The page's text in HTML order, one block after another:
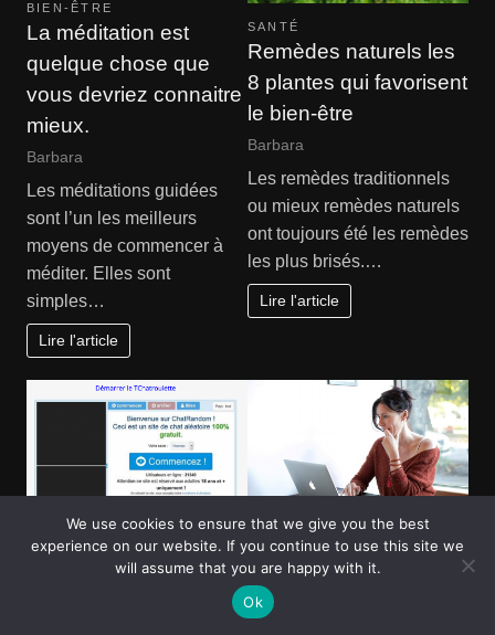
BIEN-ÊTRE
La méditation est
quelque chose que
vous devriez connaitre
mieux.
Barbara
Les méditations guidées
sont l’un les meilleurs
moyens de commencer à
méditer. Elles sont
simples…
Lire l'article
SANTÉ
Remèdes naturels les
8 plantes qui favorisent
le bien-être
Barbara
Les remèdes traditionnels
ou mieux remèdes naturels
ont toujours été les remèdes
les plus brisés.…
Lire l'article
LOISIRS SERVICES ENTREPRISES
Les avantages des
salons de discussion
We use cookies to ensure that we give you the best
experience on our website. If you continue to use this site we
will assume that you are happy with it.
Ok